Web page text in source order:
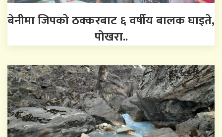
बेनीमा जिपको ठक्करबाट ६ वर्षीय बालक घाइते,
पोखरा..